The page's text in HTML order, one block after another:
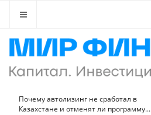
Почему автолизинг не сработал в
Казахстане и отменят ли программу...